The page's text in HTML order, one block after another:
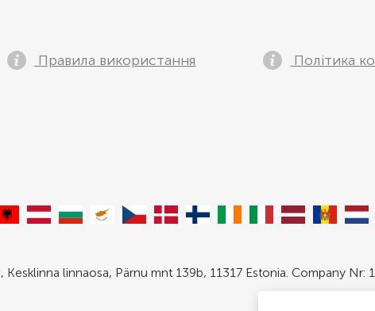
Правила використання Політика
Kesklinna linnaosa, Pärnu mnt 139b, 11317 Estonia. Company Nr: